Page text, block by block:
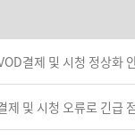
결제 및 시청 정상화
제 및 시청 오류로 긴급